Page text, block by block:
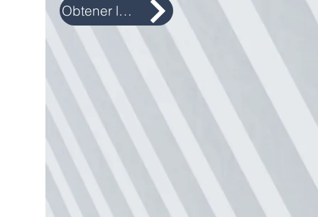
Obtener las direcciones